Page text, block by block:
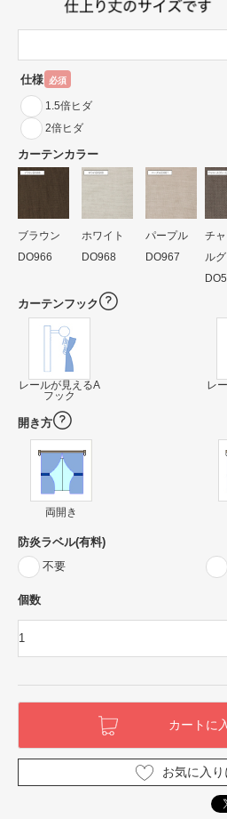
仕様 必須
1.5倍ヒダ
2倍ヒダ
カーテンカラー
ブラウン
DO966
ホワイト
DO968
パープル
DO967
チ
ル
カーテンフック
レールが見えるA
フック
レ
開き方
両開き
防炎ラベル(有料)
不要
個数
お気に入り